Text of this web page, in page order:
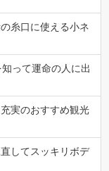
糸口に使える小ネ
って運命の人に出
実のおすすめ観光
してスッキリボデ